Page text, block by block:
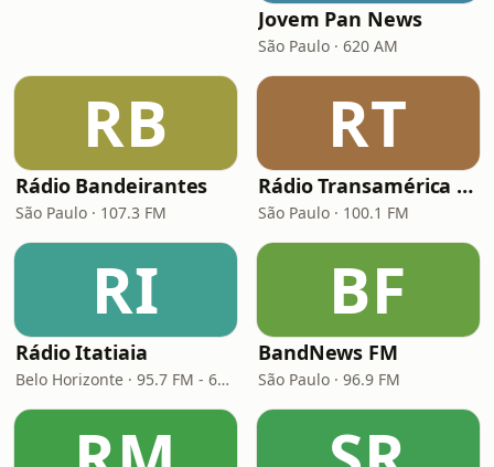
Jovem Pan News
São Paulo · 620 AM
RB
Rádio Bandeirantes
São Paulo · 107.3 FM
RT
Rádio Transamérica (TMC)
São Paulo · 100.1 FM
RI
Rádio Itatiaia
Belo Horizonte · 95.7 FM - 610 AM
BF
BandNews FM
São Paulo · 96.9 FM